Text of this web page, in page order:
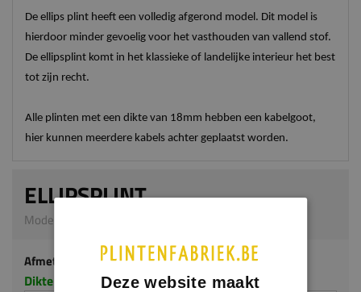
De ellips plint heeft een volledig afgerond model. Dit model is
hierdoor minder gevoelig voor het vasthouden van vallend stof.
De ellipsplint komt in het klassieke of landelijke interieur het best
tot zijn recht.
Alle plinten met een dikte van 18mm hebben een kabelgoot,
hier kunnen meerdere kabels achter geplaatst worden.
ELLIPSPLINT
Model M107 | 18 x 190 mm | MDF ecologisch
Afmeting
Dikte x hoogte in millimeters
Deze website maakt